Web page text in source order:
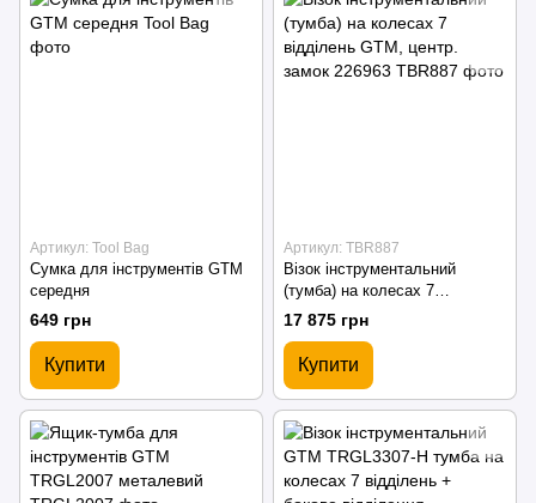
Артикул: Tool Bag
Сумка для інструментів GTM
середня
649 грн
Купити
Артикул: TBR887
Візок інструментальний
(тумба) на колесах 7
відділень GTM, центр. замок
17 875 грн
Купити